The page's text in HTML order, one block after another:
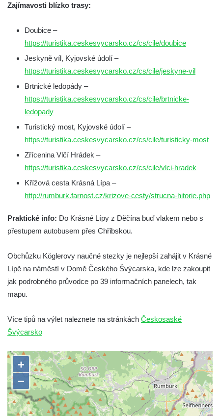
Zajímavosti blízko trasy:
Doubice –
https://turistika.ceskesvycarsko.cz/cs/cile/doubice
Jeskyně víl, Kyjovské údolí –
https://turistika.ceskesvycarsko.cz/cs/cile/jeskyne-vil
Brtnické ledopády –
https://turistika.ceskesvycarsko.cz/cs/cile/brtnicke-
ledopady
Turistický most, Kyjovské údolí –
https://turistika.ceskesvycarsko.cz/cs/cile/turisticky-most
Zřícenina Vlčí Hrádek –
https://turistika.ceskesvycarsko.cz/cs/cile/vlci-hradek
Křížová cesta Krásná Lípa –
http://rumburk.farnost.cz/krizove-cesty/strucna-hitorie.php
Praktické info: Do Krásné Lípy z Děčína buď vlakem nebo s
přestupem autobusem přes Chřibskou.
Obchůzku Köglerovy naučné stezky je nejlepší zahájit v Krásné
Lípě na náměstí v Domě Českého Švýcarska, kde lze zakoupit
jak podrobného průvodce po 39 informačních panelech, tak
mapu.
Více tipů na výlet naleznete na stránkách Českosaské
Švýcarsko